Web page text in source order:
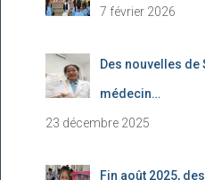
7 février 2026
Des nouvelles de
médecin…
23 décembre 2025
Fin août 2025,